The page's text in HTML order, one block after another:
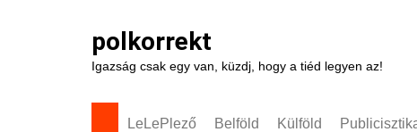
polkorrekt
Igazság csak egy van, küzdj, hogy a tiéd legyen az!
LeLePlező Belföld Külföld